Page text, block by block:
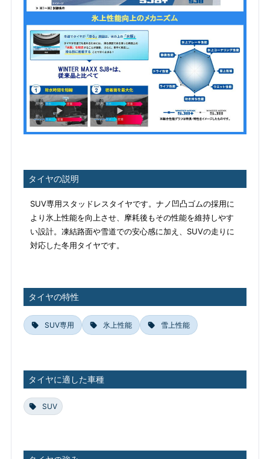
タイヤの説明
SUV専用スタッドレスタイヤです。ナノ凹凸ゴムの採用に
より氷上性能を向上させ、摩耗後もその性能を維持しやす
い設計。凍結路面や雪道での安心感に加え、SUVの走りに
対応した冬用タイヤです。
タイヤの特性
SUV専用 氷上性能 雪上性能
タイヤに適した車種
SUV